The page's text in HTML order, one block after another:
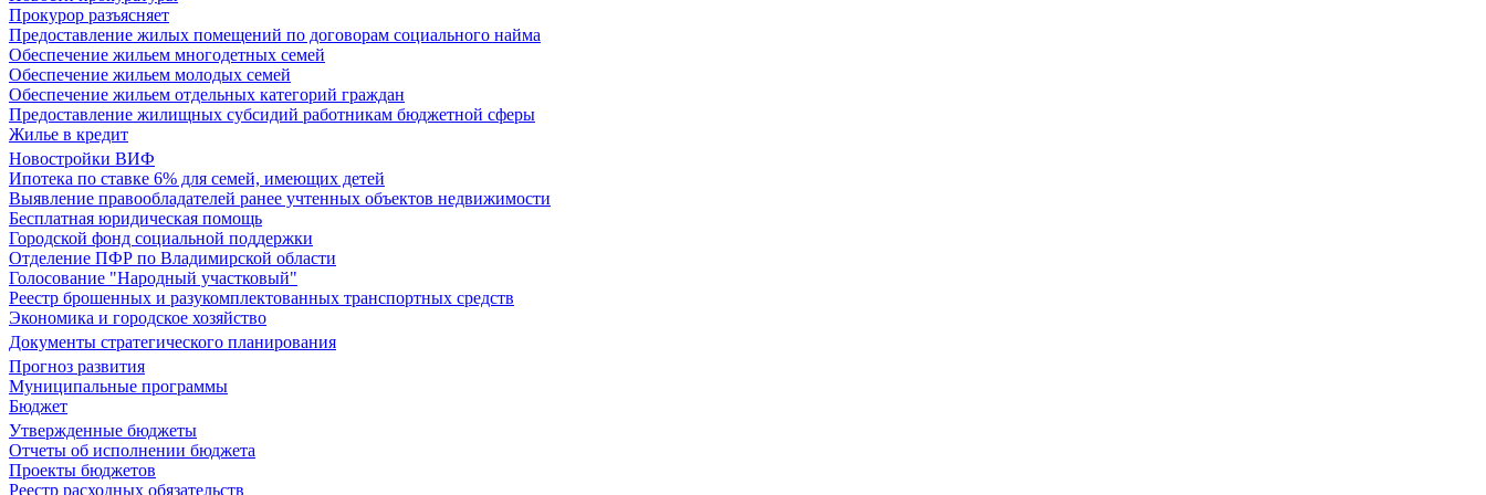
Прокурор разъясняет
Предоставление жилых помещений по договорам социального найма
Обеспечение жильем многодетных семей
Обеспечение жильем молодых семей
Обеспечение жильем отдельных категорий граждан
Предоставление жилищных субсидий работникам бюджетной сферы
Жилье в кредит
Новостройки ВИФ
Ипотека по ставке 6% для семей, имеющих детей
Выявление правообладателей ранее учтенных объектов недвижимости
Бесплатная юридическая помощь
Городской фонд социальной поддержки
Отделение ПФР по Владимирской области
Голосование "Народный участковый"
Реестр брошенных и разукомплектованных транспортных средств
Экономика и городское хозяйство
Документы стратегического планирования
Прогноз развития
Муниципальные программы
Бюджет
Утвержденные бюджеты
Отчеты об исполнении бюджета
Проекты бюджетов
Реестр расходных обязательств